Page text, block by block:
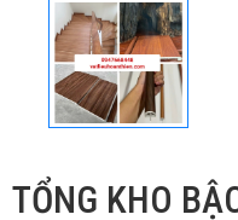
TỔNG KHO